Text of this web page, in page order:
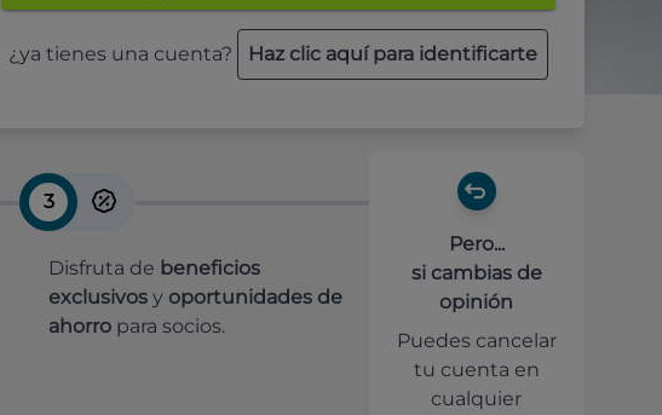
¿ya tienes una cuenta? Haz clic aquí para identificarte
3
Disfruta de beneficios
exclusivos y oportunidades de
ahorro para socios.
Pero...
si cambias de
opinión
Puedes cancelar
tu cuenta en
cualquier